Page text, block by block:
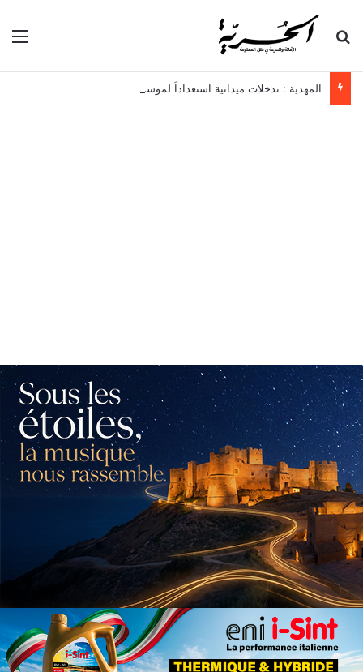
بحث عن
المهدية : تدخلات ميدانية استعداداً لموسم الأمطار